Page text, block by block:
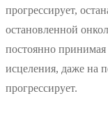
прогрессирует,
остановленной
постоянно
исцеления, даже на
прогрессирует.